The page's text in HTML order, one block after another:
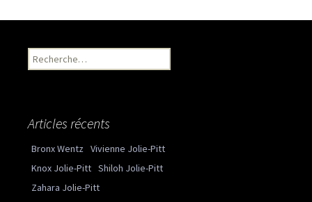
Recherche pour :
Articles récents
Bronx Wentz Vivienne Jolie-Pitt
Knox Jolie-Pitt Shiloh Jolie-Pitt
Zahara Jolie-Pitt